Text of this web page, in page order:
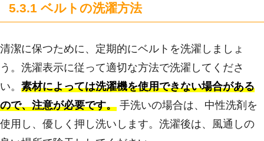
5.3.1 ベルトの洗濯方法
清潔に保つために、定期的にベルトを洗濯しましょ
う。洗濯表示に従って適切な方法で洗濯してくださ
い。 素材によっては洗濯機を使用できない場合がある
ので、注意が必要です。 手洗いの場合は、中性洗剤を
使用し、優しく押し洗いします。洗濯後は、風通しの